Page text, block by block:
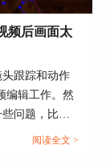
中成功使
动跟踪和特
视觉效果，
复杂操作。
Pro的注
频后画面太
头跟踪和动作
编辑工作。然
问题，比如
该怎么解决。
阅读全文 >